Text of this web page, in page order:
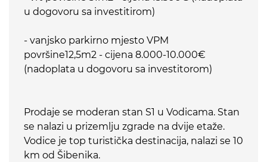
u dogovoru sa investitirom)
- vanjsko parkirno mjesto VPM
površine12,5m2 - cijena 8.000-10.000€
(nadoplata u dogovoru sa investitorom)
Prodaje se moderan stan S1 u Vodicama. Stan
se nalazi u prizemlju zgrade na dvije etaže.
Vodice je top turistička destinacija, nalazi se 10
km od Šibenika.